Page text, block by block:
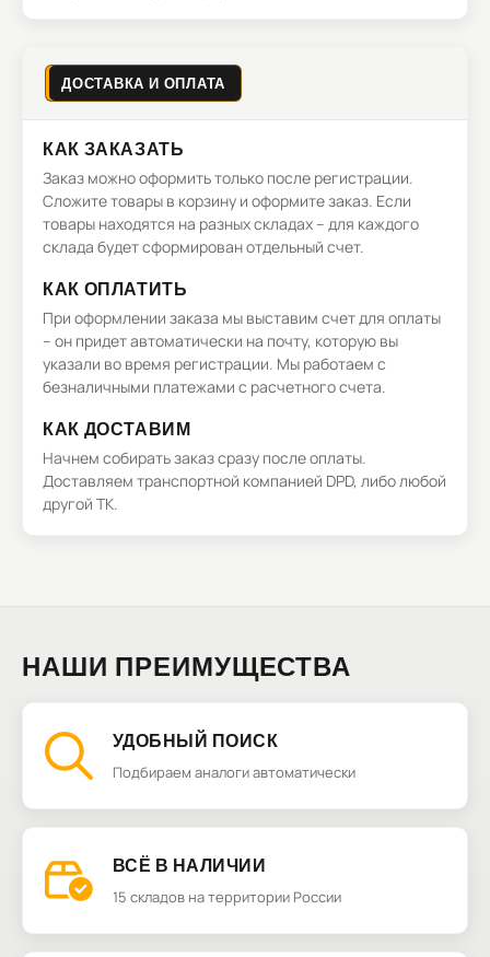
ДОСТАВКА И ОПЛАТА
КАК ЗАКАЗАТЬ
Заказ можно оформить только после регистрации.
Сложите товары в корзину и оформите заказ. Если
товары находятся на разных складах – для каждого
склада будет сформирован отдельный счет.
КАК ОПЛАТИТЬ
При оформлении заказа мы выставим счет для оплаты
– он придет автоматически на почту, которую вы
указали во время регистрации. Мы работаем с
безналичными платежами с расчетного счета.
КАК ДОСТАВИМ
Начнем собирать заказ сразу после оплаты.
Доставляем транспортной компанией DPD, либо любой
другой ТК.
НАШИ ПРЕИМУЩЕСТВА
УДОБНЫЙ ПОИСК
Подбираем аналоги автоматически
ВСЁ В НАЛИЧИИ
15 складов на территории России